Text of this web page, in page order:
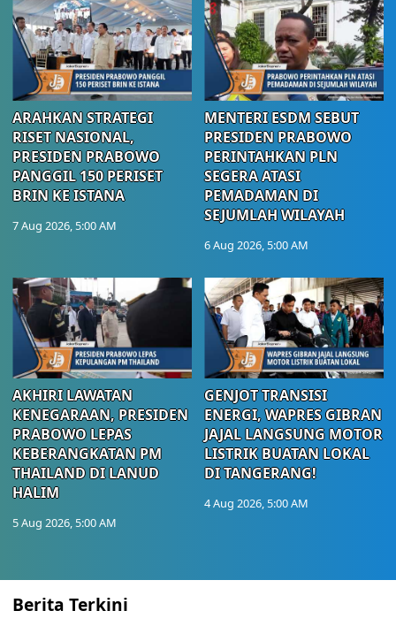
ARAHKAN STRATEGI
RISET NASIONAL,
PRESIDEN PRABOWO
PANGGIL 150 PERISET
BRIN KE ISTANA
7 Aug 2026, 5:00 AM
MENTERI ESDM SEBUT
PRESIDEN PRABOWO
PERINTAHKAN PLN
SEGERA ATASI
PEMADAMAN DI
SEJUMLAH WILAYAH
6 Aug 2026, 5:00 AM
AKHIRI LAWATAN
KENEGARAAN, PRESIDEN
PRABOWO LEPAS
KEBERANGKATAN PM
THAILAND DI LANUD
HALIM
5 Aug 2026, 5:00 AM
GENJOT TRANSISI
ENERGI, WAPRES GIBRAN
JAJAL LANGSUNG MOTOR
LISTRIK BUATAN LOKAL
DI TANGERANG!
4 Aug 2026, 5:00 AM
Berita Terkini